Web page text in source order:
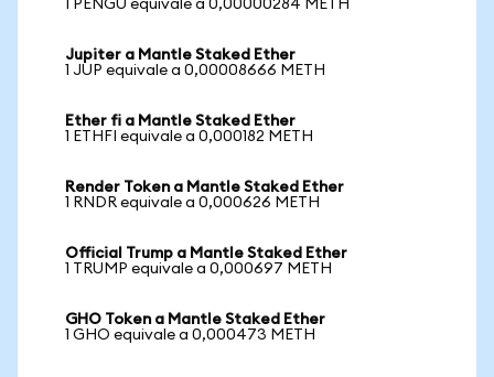
1 PENGU equivale a 0,00000284 METH
Jupiter a Mantle Staked Ether
1 JUP equivale a 0,00008666 METH
Ether fi a Mantle Staked Ether
1 ETHFI equivale a 0,000182 METH
Render Token a Mantle Staked Ether
1 RNDR equivale a 0,000626 METH
Official Trump a Mantle Staked Ether
1 TRUMP equivale a 0,000697 METH
GHO Token a Mantle Staked Ether
1 GHO equivale a 0,000473 METH